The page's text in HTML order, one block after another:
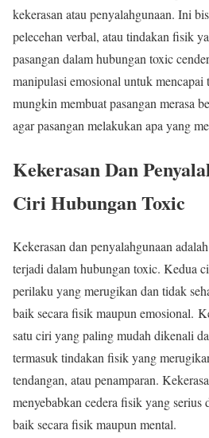
kekerasan atau penyalahgunaan. Ini
pelecehan verbal, atau tindakan fisik
pasangan dalam hubungan toxic
manipulasi emosional untuk mencapai
mungkin membuat pasangan merasa
agar pasangan melakukan apa yang
Kekerasan Dan
Ciri Hubungan Toxic
Kekerasan dan penyalahgunaan
terjadi dalam hubungan toxic. Kedua
perilaku yang merugikan dan tidak
baik secara fisik maupun emosional.
satu ciri yang paling mudah dikenali
termasuk tindakan fisik yang
tendangan, atau penamparan.
menyebabkan cedera fisik yang serius
baik secara fisik maupun mental.